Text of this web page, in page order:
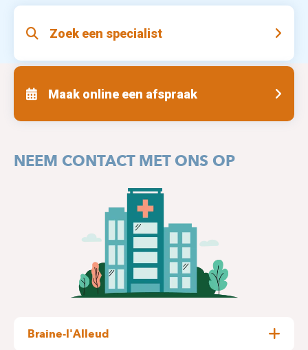
Zoek een specialist
Maak online een afspraak
NEEM CONTACT MET ONS OP
Braine-l'Alleud